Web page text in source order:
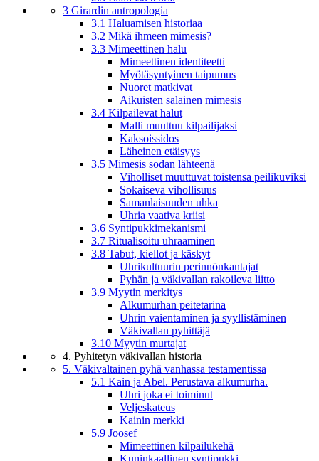
3 Girardin antropologia
3.1 Haluamisen historiaa
3.2 Mikä ihmeen mimesis?
3.3 Mimeettinen halu
Mimeettinen identiteetti
Myötäsyntyinen taipumus
Nuoret matkivat
Aikuisten salainen mimesis
3.4 Kilpailevat halut
Malli muuttuu kilpailijaksi
Kaksoissidos
Läheinen etäisyys
3.5 Mimesis sodan lähteenä
Viholliset muuttuvat toistensa peilikuviksi
Sokaiseva vihollisuus
Samanlaisuuden uhka
Uhria vaativa kriisi
3.6 Syntipukkimekanismi
3.7 Ritualisoitu uhraaminen
3.8 Tabut, kiellot ja käskyt
Uhrikultuurin perinnönkantajat
Pyhän ja väkivallan rakoileva liitto
3.9 Myytin merkitys
Alkumurhan peitetarina
Uhrin vaientaminen ja syyllistäminen
Väkivallan pyhittäjä
3.10 Myytin murtajat
4. Pyhitetyn väkivallan historia
5. Väkivaltainen pyhä vanhassa testamentissa
5.1 Kain ja Abel. Perustava alkumurha.
Uhri joka ei toiminut
Veljeskateus
Kainin merkki
5.9 Joosef
Mimeettinen kilpailukehä